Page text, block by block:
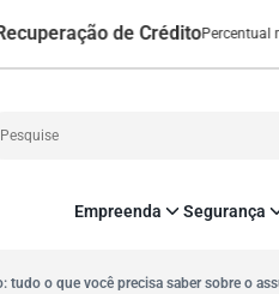
de CréditoPercentual médio
Empreenda
Crédito
Segurança
Proteção de Dados
tudo o que você precisa saber sobre o